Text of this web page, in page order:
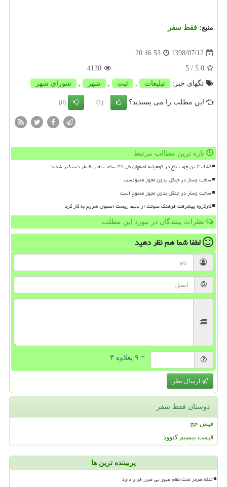
منبع: فقط سفر
1398/07/12
20:46:53
5.0
/ 5
4130
تگهای خبر:
تبلیغات , ثبت , شهر , شورای شهر
این مطلب را می پسندید؟ (1)
(0)
تازه ترین مطالب مرتبط
کشف 2 تن چوب تاغ در کوهپایه اصفهان طی 24 ساعت اخیر 8 نفر دستگیر شدند
ساخت وساز در جنگل بدون مجوز ممنوعست
ساخت وساز در جنگل بدون مجوز ممنوع است
کارگروه پیشرفت فرهنگ صیانت از محیط زیست اصفهان شروع به کار کرد
نظرات بینندگان در مورد این مطلب
لطفا شما همنظر دهید
= ۹ بعلاوه ۳
ارسال نظر
دوستان فقط سفر
فیش حج
قیمت بیسیم کنوود
پربیننده ترین ها
تنگه هرمز تحت نظام عبور بی ضرر قرار دارد